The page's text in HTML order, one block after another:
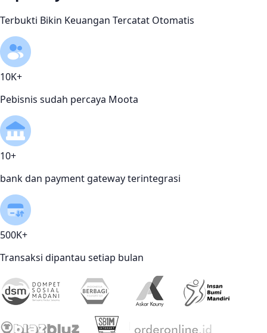
Terbukti Bikin Keuangan Tercatat Otomatis
10K+
Pebisnis sudah percaya Moota
10+
bank dan payment gateway terintegrasi
500K+
Transaksi dipantau setiap bulan